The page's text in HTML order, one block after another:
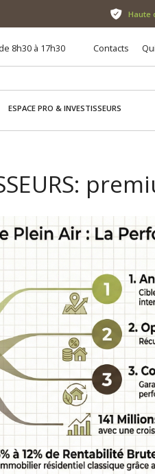
Haute
8h30 à 17h30 Contacts
ESPACE PRO & INVESTISSEURS